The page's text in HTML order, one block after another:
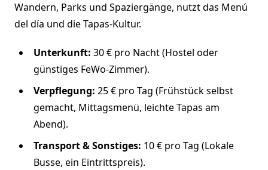
Wandern, Parks und Spaziergänge, nutzt das Menú
del día und die Tapas-Kultur.
Unterkunft: 30 € pro Nacht (Hostel oder
günstiges FeWo-Zimmer).
Verpflegung: 25 € pro Tag (Frühstück selbst
gemacht, Mittagsmenü, leichte Tapas am
Abend).
Transport & Sonstiges: 10 € pro Tag (Lokale
Busse, ein Eintrittspreis).